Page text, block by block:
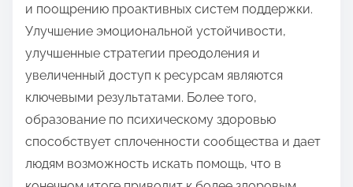
и поощрению проактивных систем поддержки.
Улучшение эмоциональной устойчивости,
улучшенные стратегии преодоления и
увеличенный доступ к ресурсам являются
ключевыми результатами. Более того,
образование по психическому здоровью
способствует сплоченности сообщества и дает
людям возможность искать помощь, что в